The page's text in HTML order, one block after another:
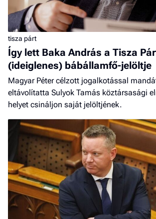
tisza párt
Így lett Baka András a Tisza
(ideiglenes) bábállamfő-jelöltje
Magyar Péter célzott jogalkotással
eltávolítatta Sulyok Tamás köztársasági
helyet csináljon saját jelöltjének.